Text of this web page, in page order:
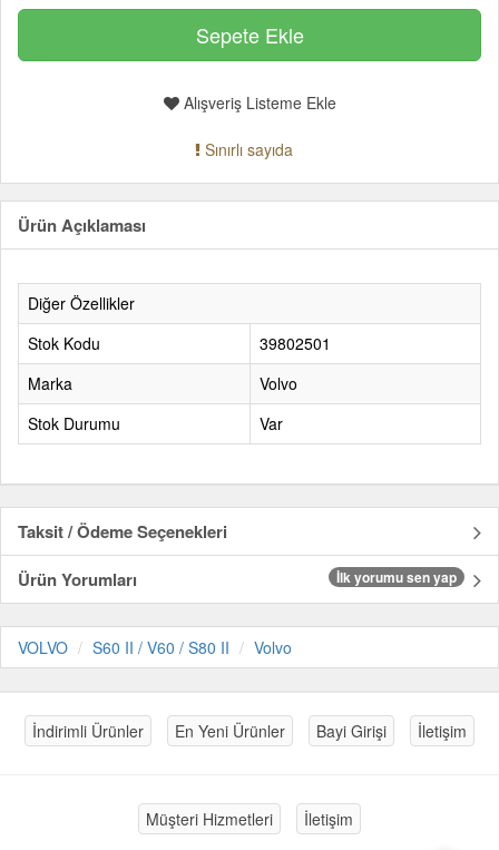
Alışveriş Listeme Ekle
Sınırlı sayıda
Ürün Açıklaması
Diğer Özellikler
Stok Kodu
39802501
Marka
Volvo
Stok Durumu
Var
Taksit / Ödeme Seçenekleri
Ürün Yorumları
İlk yorumu sen yap
VOLVO S60 II / V60 / S80 II Volvo
İndirimli Ürünler En Yeni Ürünler Bayi Girişi İletişim
Müşteri Hizmetleri İletişim